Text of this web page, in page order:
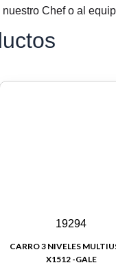
nuestro Chefo al
19294
CARRO 3 NIVELES
X1512 -GALE